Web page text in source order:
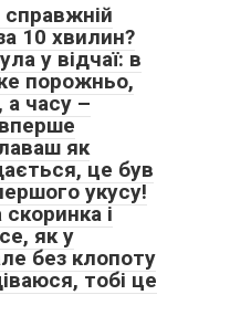
10 хвилин?
у відчаї: в
порожньо,
а часу –
як
це був
укусу!
і
як у
без клопоту
тобі це